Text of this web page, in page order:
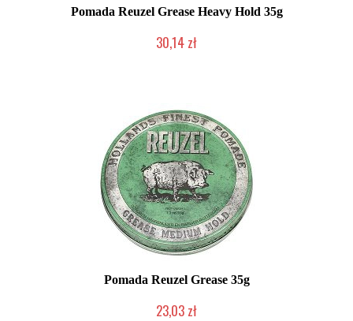
Pomada Reuzel Grease Heavy Hold 35g
30,14 zł
Pomada Reuzel Grease 35g
23,03 zł